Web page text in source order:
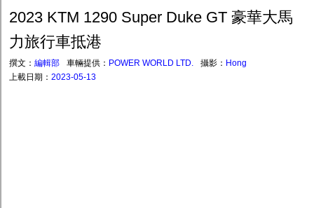
2023 KTM 1290 Super Duke GT 豪華大馬
力旅行車抵港
撰文： 編輯部 車輛提供： POWER WORLD LTD. 攝影： Hong
上載日期： 2023-05-13